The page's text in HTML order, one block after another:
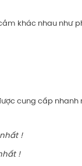
khác nhau như
cung cấp nhanh
!
!